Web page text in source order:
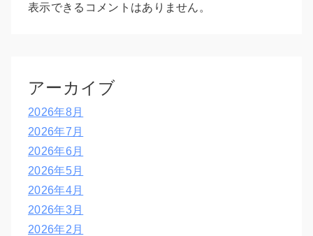
表示できるコメントはありません。
アーカイブ
2026年8月
2026年7月
2026年6月
2026年5月
2026年4月
2026年3月
2026年2月